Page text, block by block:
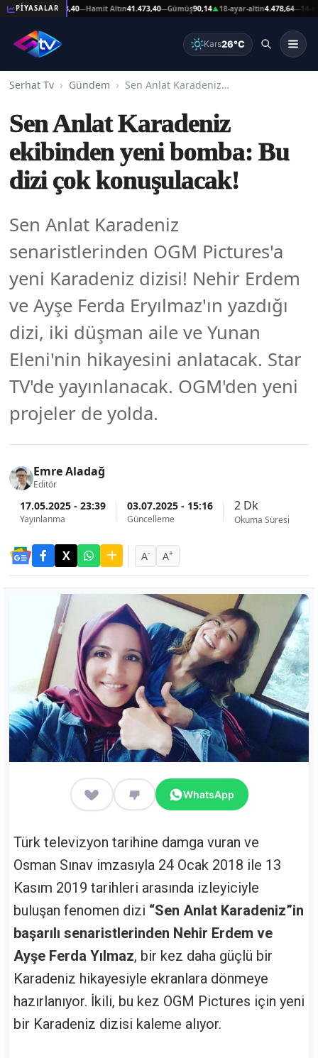
PİYASALAR
Altın41.473,40 —Hamit Altın 41.473,40—Gümüş90,14▲18-ayar-altin4.478,64—14-ayar-
Kars26°C
Serhat Tv Gündem Sen Anlat Karadeniz ekibinden yeni bomba: Bu dizi çok konuşulacak!
Sen Anlat Karadeniz
ekibinden yeni bomba: Bu
dizi çok konuşulacak!
Sen Anlat Karadeniz
senaristlerinden OGM Pictures'a
yeni Karadeniz dizisi! Nehir Erdem
ve Ayşe Ferda Eryılmaz'ın yazdığı
dizi, iki düşman aile ve Yunan
Eleni'nin hikayesini anlatacak. Star
TV'de yayınlanacak. OGM'den yeni
projeler de yolda.
Emre Aladağ
Editör
17.05.2025 - 23:39
Yayınlanma
03.07.2025 - 15:16
Güncelleme
2 Dk
Okuma Süresi
A- A+
WhatsApp
Türk televizyon tarihine damga vuran ve
Osman Sınav imzasıyla 24 Ocak 2018 ile 13
Kasım 2019 tarihleri arasında izleyiciyle
buluşan fenomen dizi “Sen Anlat Karadeniz”in
başarılı senaristlerinden Nehir Erdem ve
Ayşe Ferda Yılmaz, bir kez daha güçlü bir
Karadeniz hikayesiyle ekranlara dönmeye
hazırlanıyor. İkili, bu kez OGM Pictures için yeni
bir Karadeniz dizisi kaleme alıyor.